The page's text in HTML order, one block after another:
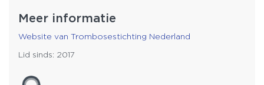
Meer informatie
Website van Trombosestichting Nederland
Lid sinds: 2017